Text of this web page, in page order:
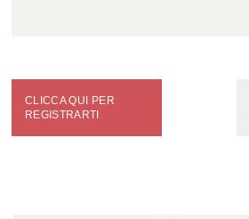
CLICCA QUI PER
REGISTRARTI